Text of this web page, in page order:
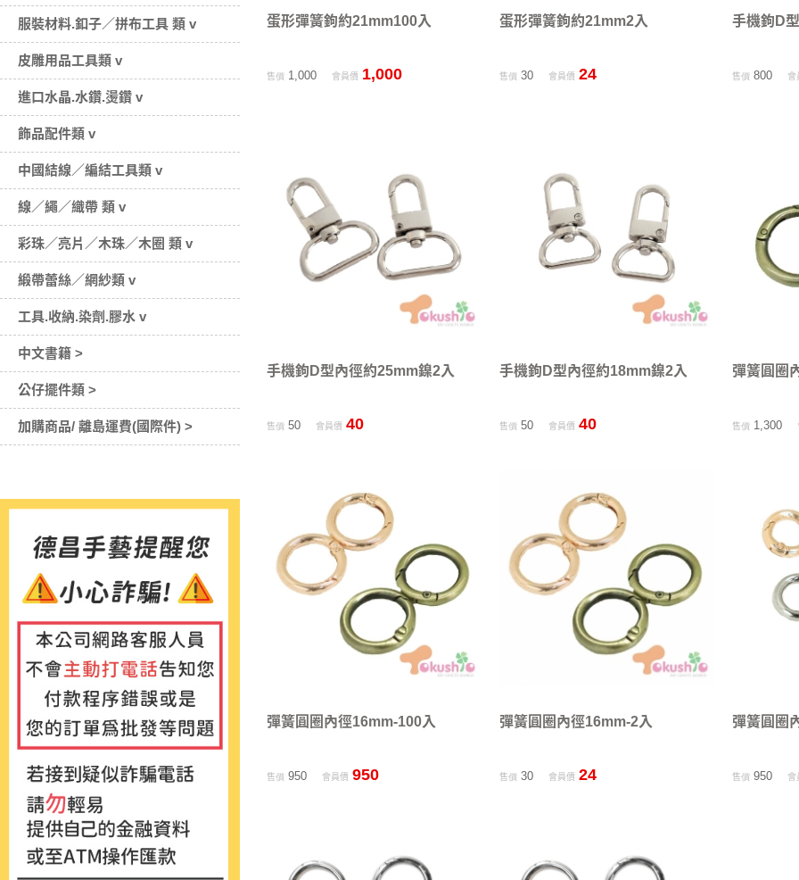
服裝材料.釦子／拼布工具 類 v
皮雕用品工具類 v
進口水晶.水鑽.燙鑽 v
飾品配件類 v
中國結線／編結工具類 v
線／繩／織帶 類 v
彩珠／亮片／木珠／木圈 類 v
緞帶蕾絲／網紗類 v
工具.收納.染劑.膠水 v
中文書籍 >
公仔擺件類 >
加購商品/ 離島運費(國際件) >
蛋形彈簧鉤約21mm100入
售價1,000 會員價 1,000
蛋形彈簧鉤約21mm2入
售價 30 會員價 24
手機鉤D
售價 800 會
手機鉤D型內徑約25mm鎳2入
售價50 會員價 40
手機鉤D型內徑約18mm鎳2入
售價 50 會員價 40
彈簧圓圈
售價 1,300
彈簧圓圈內徑16mm-100入
售價950 會員價 950
彈簧圓圈內徑16mm-2入
售價 30 會員價 24
彈簧圓圈
售價 950 會